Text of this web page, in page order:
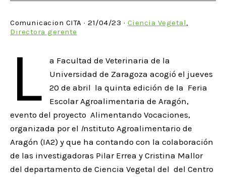
Comunicacion CITA · 21/04/23 · Ciencia Vegetal
Directora gerente
L
a Facultad de Veterinaria de la
Universidad de Zaragoza acogió el jueves
20 de abril la quinta edición de la Feria
Escolar Agroalimentaria de Aragón,
evento del proyecto Alimentando Vocaciones,
organizada por el Instituto Agroalimentario de
Aragón (IA2) y que ha contando con la colaboración
de las investigadoras Pilar Errea y Cristina Mallor
del departamento de Ciencia Vegetal del del Centro